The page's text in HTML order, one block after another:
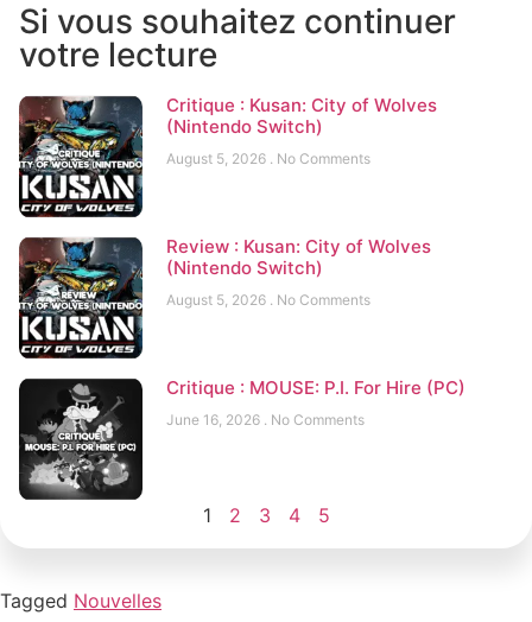
Si vous souhaitez continuer
votre lecture
Critique : Kusan: City of Wolves
(Nintendo Switch)
August 5, 2026 No Comments
Review : Kusan: City of Wolves
(Nintendo Switch)
August 5, 2026 No Comments
Critique : MOUSE: P.I. For Hire (PC)
June 16, 2026 No Comments
1 2 3 4 5
Tagged Nouvelles